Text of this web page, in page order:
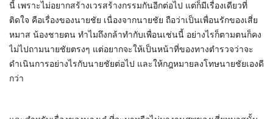
นี้ เพราะไม่อยากสร้างเวรสร้างกรรมกันอีกต่อไป แต่ก็มีเรื่องเดียวที่
ติดใจ คือเรื่องของนายชัย เนื่องจากนายชัย ถือว่าเป็นเพื่อนรักของเสี่ย
หมาส น้องชายตน ทำไมถึงกล้าทำกับเพื่อนเช่นนี้ อย่างไรก็ตามตนก็คง
ไม่ไปถามนายชัยตรงๆ แต่อยากจะให้เป็นหน้าที่ของทางตำรวจว่าจะ
ดำเนินการอย่างไรกับนายชัยต่อไป และให้กฎหมายลงโทษนายชัยเองดี
กว่า